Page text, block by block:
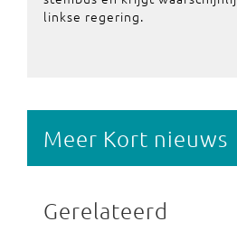
linkse regering.
Meer Kort nieuws
Gerelateerd